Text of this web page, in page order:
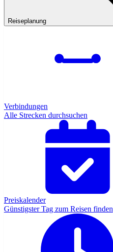
Reiseplanung
Verbindungen
Alle Strecken durchsuchen
Preiskalender
Günstigster Tag zum Reisen finden